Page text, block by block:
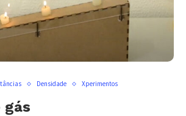
Densidade Xperimentos
gás